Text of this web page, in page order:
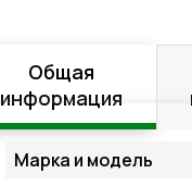
Общая
информация
Марка и модель